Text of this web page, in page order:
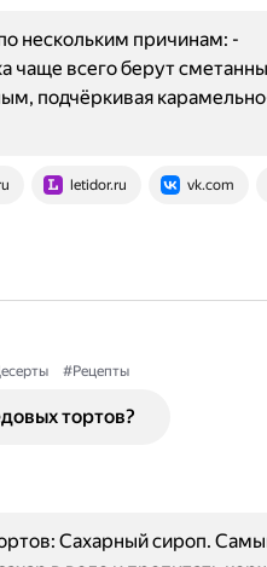
letidor.ru vk.com
нескольким причинам: -
чаще всего берут
подчёркивая
#Рецепты
тортов?
Сахарный сироп.